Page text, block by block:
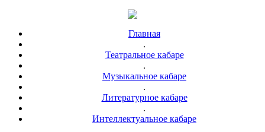
Главная
.
Театральное кабаре
.
Музыкальное кабаре
.
Литературное кабаре
.
Интеллектуальное кабаре